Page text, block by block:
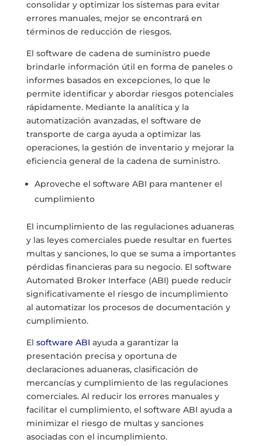
consolidar y optimizar los sistemas para evitar
errores manuales, mejor se encontrará en
términos de reducción de riesgos.
El software de cadena de suministro puede
brindarle información útil en forma de paneles o
informes basados en excepciones, lo que le
permite identificar y abordar riesgos potenciales
rápidamente. Mediante la analítica y la
automatización avanzadas, el software de
transporte de carga ayuda a optimizar las
operaciones, la gestión de inventario y mejorar la
eficiencia general de la cadena de suministro.
Aproveche el software ABI para mantener el
cumplimiento
El incumplimiento de las regulaciones aduaneras
y las leyes comerciales puede resultar en fuertes
multas y sanciones, lo que se suma a importantes
pérdidas financieras para su negocio. El software
Automated Broker Interface (ABI) puede reducir
significativamente el riesgo de incumplimiento
al automatizar los procesos de documentación y
cumplimiento.
El software ABI ayuda a garantizar la
presentación precisa y oportuna de
declaraciones aduaneras, clasificación de
mercancías y cumplimiento de las regulaciones
comerciales. Al reducir los errores manuales y
facilitar el cumplimiento, el software ABI ayuda a
minimizar el riesgo de multas y sanciones
asociadas con el incumplimiento.